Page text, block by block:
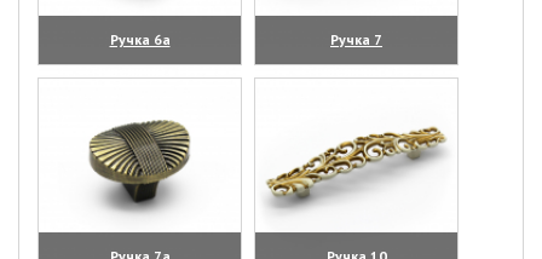
Ручка 6а
(увеличить)
Ручка 7
(увеличить)